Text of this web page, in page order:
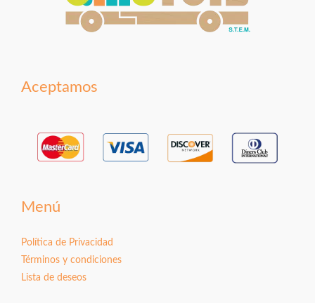
Aceptamos
Menú
Política de Privacidad
Términos y condiciones
Lista de deseos